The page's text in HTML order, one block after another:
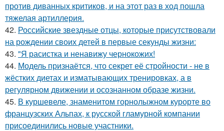
против диванных критиков, и на этот раз в ход пошла
тяжелая артиллерия.
42. Российские звездные отцы, которые присутствовали
на рождении своих детей в первые секунды жизни:
43. "Я расистка и ненавижу чернокожих!
44. Модель признаётся, что секрет её стройности - не в
жёстких диетах и изматывающих тренировках, а в
регулярном движении и осознанном образе жизни.
45. В куршевеле, знаменитом горнолыжном курорте во
французских Альпах, к русской гламурной компании
присоединились новые участники.